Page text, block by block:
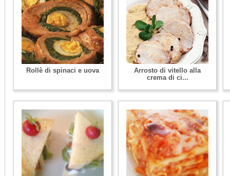
Rollè di spinaci e uova
Arrosto di vitello alla
crema di ci...